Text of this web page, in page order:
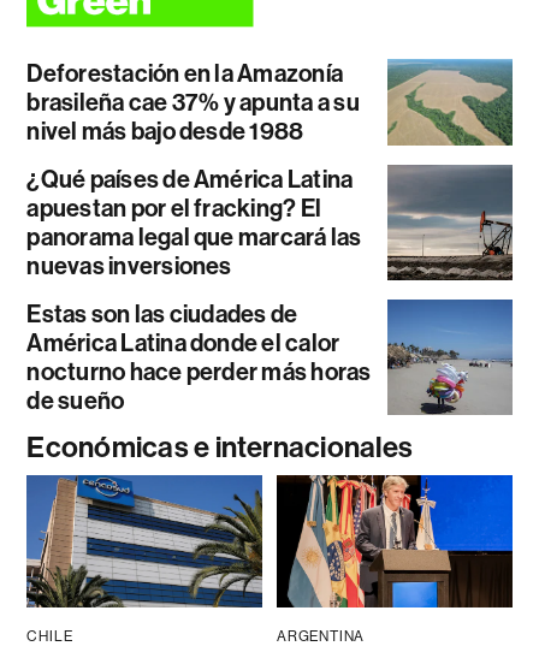
Deforestación en la Amazonía
brasileña cae 37% y apunta a su
nivel más bajo desde 1988
¿Qué países de América Latina
apuestan por el fracking? El
panorama legal que marcará las
nuevas inversiones
Estas son las ciudades de
América Latina donde el calor
nocturno hace perder más horas
de sueño
Económicas e internacionales
CHILE ARGENTINA